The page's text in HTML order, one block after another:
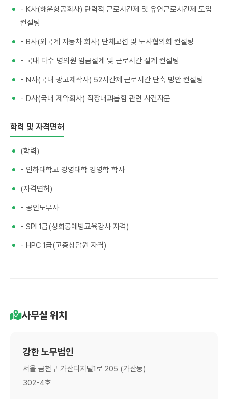
- K사(해운항공회사) 탄력적 근로시간제 및 유연근로시간제 도입
컨설팅
- B사(외국계 자동차 회사) 단체교섭 및 노사협의회 컨설팅
- 국내 다수 병의원 임금설계 및 근로시간 설계 컨설팅
- N사(국내 광고제작사) 52시간제 근로시간 단축 방안 컨설팅
- D사(국내 제약회사) 직장내괴롭힘 관련 사건자문
학력 및 자격면허
(학력)
- 인하대학교 경영대학 경영학 학사
(자격면허)
- 공인노무사
- SPI 1급(성희롱예방교육강사 자격)
- HPC 1급(고충상담원 자격)
사무실 위치
강한 노무법인
서울 금천구 가산디지털1로 205 (가산동)
302-4호